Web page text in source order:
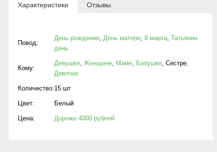
Характеристики Отзывы
Повод:
День рождения День матери 8 марта Татьянин
день
Кому:
Девушке Женщине Маме Бабушке Сестре
Девочке
Количество:15 шт
Цвет: Белый
Цена: Дороже 4000 рублей